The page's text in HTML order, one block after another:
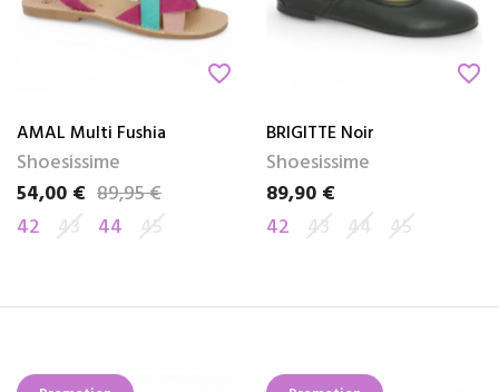
favorite_border
AMAL Multi Fushia
Shoesissime
Prix
54,00 €
Prix de base89,95 €
42 43 44 45
favorite_border
BRIGITTE Noir
Shoesissime
Prix
89,90 €
42 43 44 45